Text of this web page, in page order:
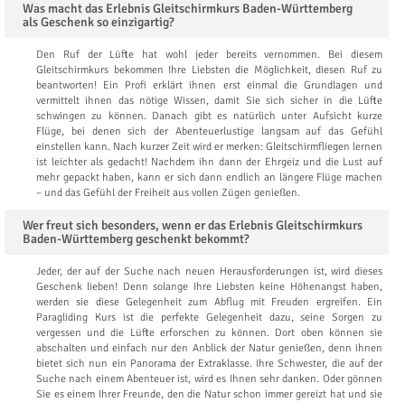
Was macht das Erlebnis Gleitschirmkurs Baden-Württemberg
als Geschenk so einzigartig?
Den Ruf der Lüfte hat wohl jeder bereits vernommen. Bei diesem
Gleitschirmkurs bekommen Ihre Liebsten die Möglichkeit, diesen Ruf zu
beantworten! Ein Profi erklärt ihnen erst einmal die Grundlagen und
vermittelt ihnen das nötige Wissen, damit Sie sich sicher in die Lüfte
schwingen zu können. Danach gibt es natürlich unter Aufsicht kurze
Flüge, bei denen sich der Abenteuerlustige langsam auf das Gefühl
einstellen kann. Nach kurzer Zeit wird er merken: Gleitschirmfliegen lernen
ist leichter als gedacht! Nachdem ihn dann der Ehrgeiz und die Lust auf
mehr gepackt haben, kann er sich dann endlich an längere Flüge machen
– und das Gefühl der Freiheit aus vollen Zügen genießen.
Wer freut sich besonders, wenn er das Erlebnis Gleitschirmkurs
Baden-Württemberg geschenkt bekommt?
Jeder, der auf der Suche nach neuen Herausforderungen ist, wird dieses
Geschenk lieben! Denn solange Ihre Liebsten keine Höhenangst haben,
werden sie diese Gelegenheit zum Abflug mit Freuden ergreifen. Ein
Paragliding Kurs ist die perfekte Gelegenheit dazu, seine Sorgen zu
vergessen und die Lüfte erforschen zu können. Dort oben können sie
abschalten und einfach nur den Anblick der Natur genießen, denn ihnen
bietet sich nun ein Panorama der Extraklasse. Ihre Schwester, die auf der
Suche nach einem Abenteuer ist, wird es Ihnen sehr danken. Oder gönnen
Sie es einem Ihrer Freunde, den die Natur schon immer gereizt hat und sie